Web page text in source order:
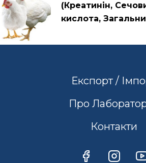
(Креатинін,
кислота,
Експорт /
Про
Контакти